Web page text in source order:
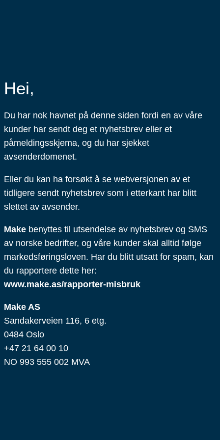
Hei,
Du har nok havnet på denne siden fordi en av våre
kunder har sendt deg et nyhetsbrev eller et
påmeldingsskjema, og du har sjekket
avsenderdomenet.
Eller du kan ha forsøkt å se webversjonen av et
tidligere sendt nyhetsbrev som i etterkant har blitt
slettet av avsender.
Make benyttes til utsendelse av nyhetsbrev og SMS
av norske bedrifter, og våre kunder skal alltid følge
markedsføringsloven. Har du blitt utsatt for spam, kan
du rapportere dette her:
www.make.as/rapporter-misbruk
Make AS
Sandakerveien 116, 6 etg.
0484 Oslo
+47 21 64 00 10
NO 993 555 002 MVA